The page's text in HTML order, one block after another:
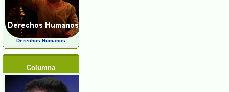
Derechos Humanos
Columna